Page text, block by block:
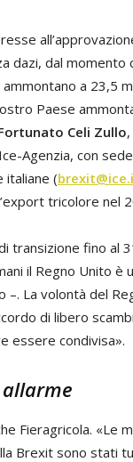
dazi, dal momento
a 23,5
Paese
Celi Zullo
Agenzia, con
italiane (
tricolore nel
transizione fino al
il Regno Unito è
–. La volontà del
di libero
essere condivisa».
Fieragricola. «Le
Brexit sono stati